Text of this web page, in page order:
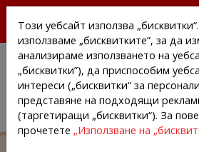
АГЕНЦИИТЕ И
Този уебсайт използва
използваме „бисквитките”, за да
анализираме използването на
„бисквитки”), да приспособим
интереси („бисквитки“ за
представяне на подходящи
(таргетиращи „бисквитки“). За
прочетете „Използване на